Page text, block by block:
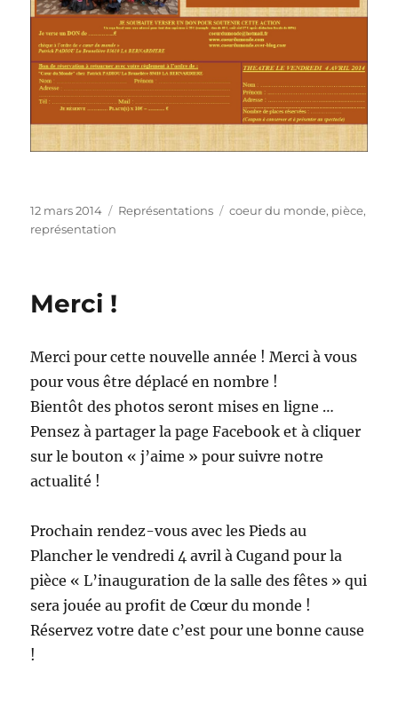
Publié
le
12 mars 2014 Catégories
Représentations Étiquettes
coeur du monde, pièce,
représentation
Merci !
Merci pour cette nouvelle année ! Merci à vous
pour vous être déplacé en nombre !
Bientôt des photos seront mises en ligne …
Pensez à partager la page Facebook et à cliquer
sur le bouton « j’aime » pour suivre notre
actualité !
Prochain rendez-vous avec les Pieds au
Plancher le vendredi 4 avril à Cugand pour la
pièce « L’inauguration de la salle des fêtes » qui
sera jouée au profit de Cœur du monde !
Réservez votre date c’est pour une bonne cause
!